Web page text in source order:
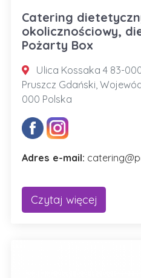
Catering
okolicznościowy,
Pożarty Box
Ulica Kossaka 4 83-
Pruszcz Gdański,
000 Polska
Adres e-mail:
Czytaj więcej